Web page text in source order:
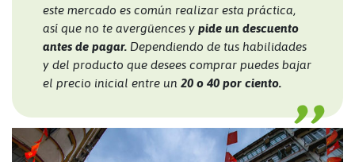
este mercado es común realizar esta práctica,
así que no te avergüences y pide un descuento
antes de pagar. Dependiendo de tus habilidades
y del producto que desees comprar puedes bajar
el precio inicial entre un 20 o 40 por ciento.